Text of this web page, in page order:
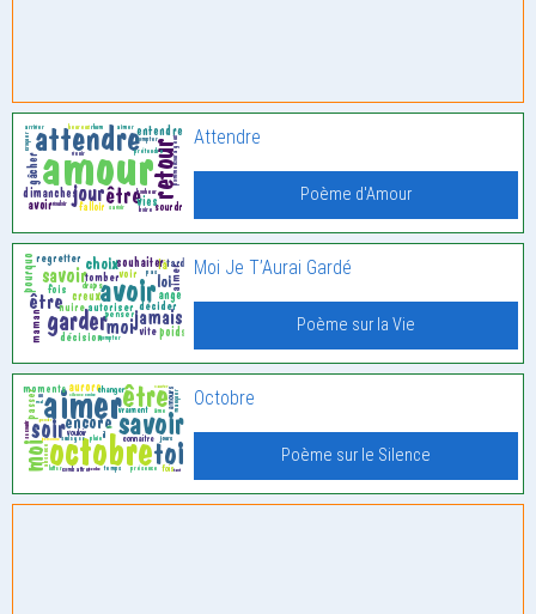
Attendre
Poème d'Amour
Moi Je T’Aurai Gardé
Poème sur la Vie
Octobre
Poème sur le Silence